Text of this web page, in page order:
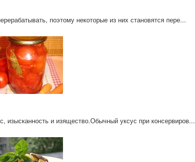
поэтому некоторые из них становятся пере...
изысканность и изящество.Обычный уксус при консервиров...